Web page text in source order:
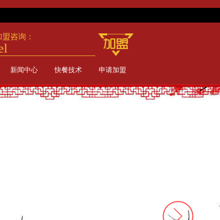
盟咨询：
新闻中心 快餐技术 申请加盟